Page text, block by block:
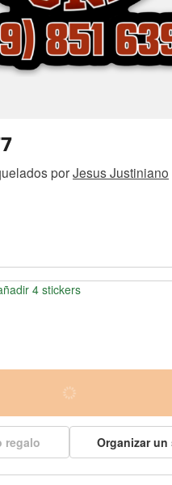
porJesus Justiniano
4 stickers
regalo Organizar un